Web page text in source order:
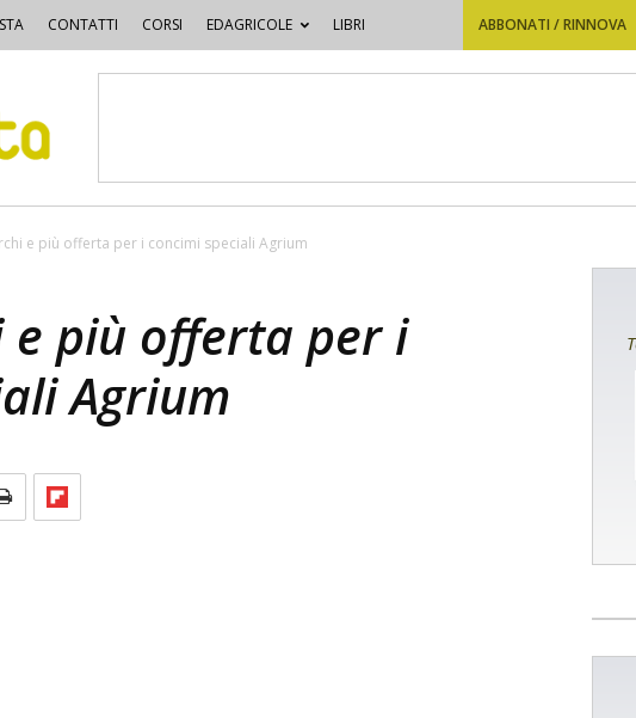
CONTATTI CORSI EDAGRICOLE LIBRI ABBONATI / RINNOVA
e più offerta per i concimi speciali Agrium
e più offerta per i
Agrium